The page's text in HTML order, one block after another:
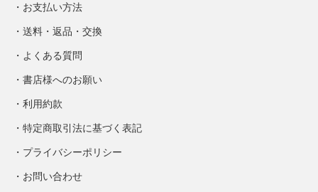
お支払い方法
送料・返品・交換
よくある質問
書店様へのお願い
利用約款
特定商取引法に基づく表記
プライバシーポリシー
お問い合わせ